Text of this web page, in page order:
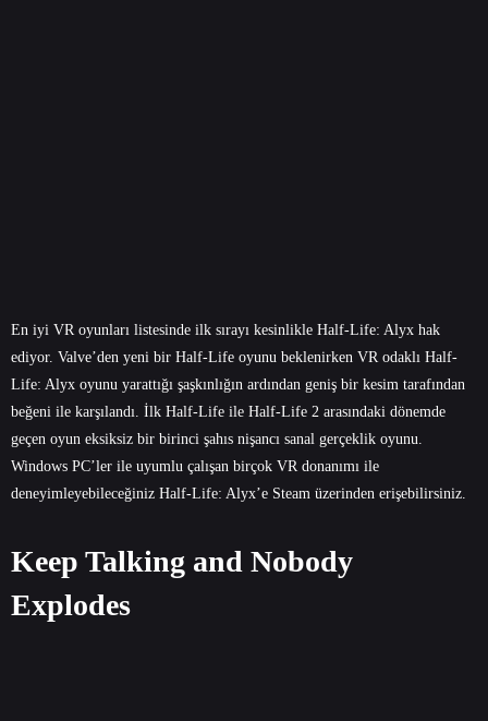
En iyi VR oyunları listesinde ilk sırayı kesinlikle Half-Life: Alyx hak
ediyor. Valve’den yeni bir Half-Life oyunu beklenirken VR odaklı Half-
Life: Alyx oyunu yarattığı şaşkınlığın ardından geniş bir kesim tarafından
beğeni ile karşılandı. İlk Half-Life ile Half-Life 2 arasındaki dönemde
geçen oyun eksiksiz bir birinci şahıs nişancı sanal gerçeklik oyunu.
Windows PC’ler ile uyumlu çalışan birçok VR donanımı ile
deneyimleyebileceğiniz Half-Life: Alyx’e Steam üzerinden erişebilirsiniz.
Keep Talking and Nobody
Explodes